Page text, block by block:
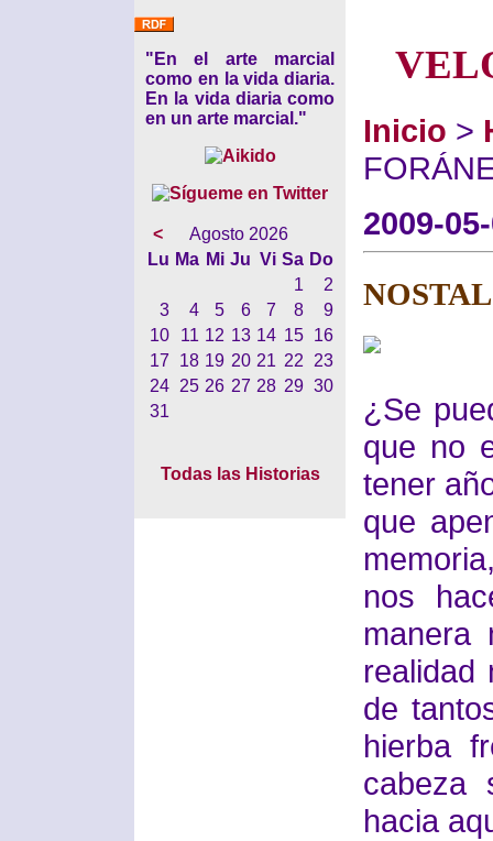
"En el arte marcial
como en la vida diaria.
En la vida diaria como
en un arte marcial."
<
Agosto 2026
Lu Ma Mi Ju Vi Sa Do
1
2
3
4 5 6 7 8
9
10
11 12 13 14 15
16
17
18 19 20 21 22
23
24
25 26 27 28 29 30
31
Todas las Historias
Inicio >
2009-
¿Se
que no
tener
que
nos
manera
realidad
de
hierba
cabeza
hacia